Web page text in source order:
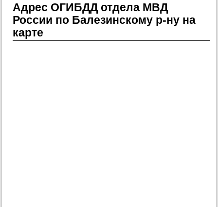
Адрес ОГИБДД отдела МВД
России по Балезинскому р-ну на
карте